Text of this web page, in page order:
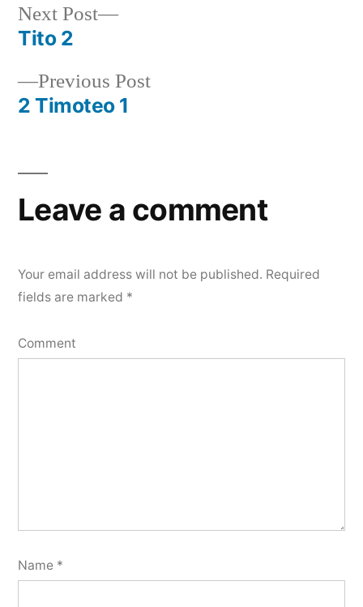
Post
navigation
Previous PostPrevious
2 Timoteo 1
Next Post
Next
Tito 2
Leave a comment
Your email address will not be published. Required
fields are marked *
Comment
Name *